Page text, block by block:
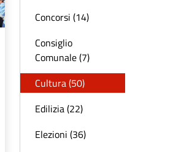
Concorsi (14)
Consiglio
Comunale (7)
Cultura (50)
Edilizia (22)
Elezioni (36)